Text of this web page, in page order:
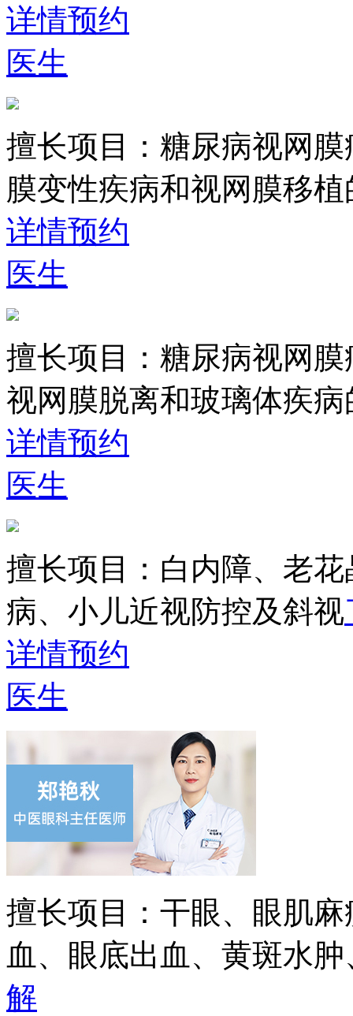
详情预约
医生
擅长项目： 糖尿病视网
膜变性疾病和视网膜移
详情预约
医生
擅长项目： 糖尿病视网
视网膜脱离和玻璃体疾
详情预约
医生
擅长项目： 白内障、老
病、小儿近视防控及斜视
详情预约
医生
擅长项目： 干眼、眼肌
血、眼底出血、黄斑水
解